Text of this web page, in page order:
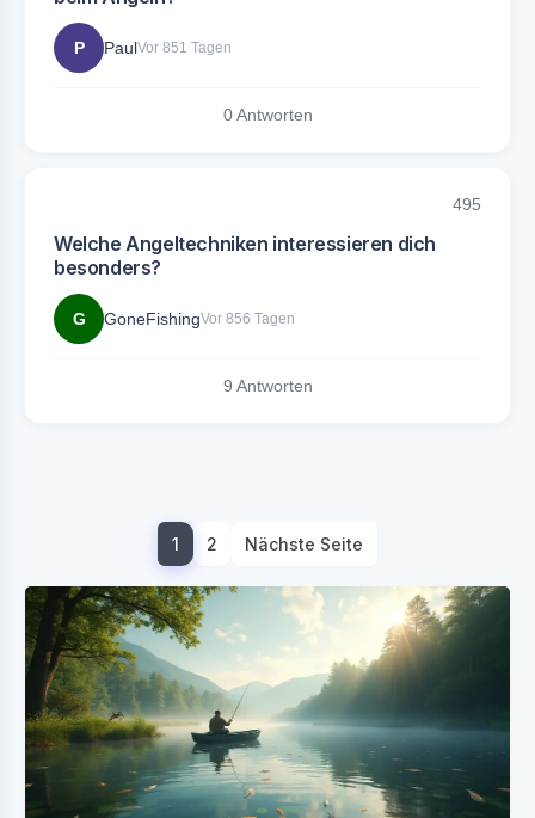
P PaulVor 851 Tagen
0 Antworten
495
Welche Angeltechniken interessieren dich
besonders?
G GoneFishingVor 856 Tagen
9 Antworten
1 2 Nächste Seite